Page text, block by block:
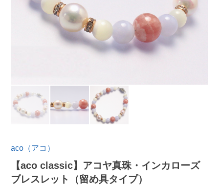
aco（アコ）
【aco classic】アコヤ真珠・インカローズ
ブレスレット（留め具タイプ）